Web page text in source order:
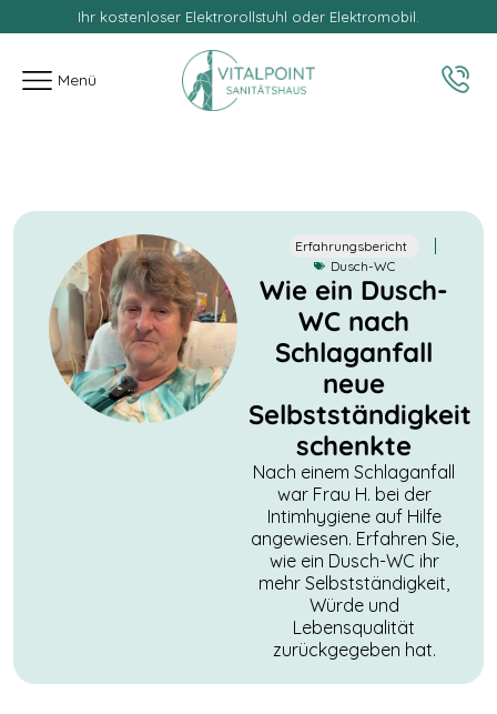
Ihr kostenloser Elektrorollstuhl oder Elektromobil.
Menü
Erfahrungsbericht
Dusch-WC
Wie ein Dusch-
WC nach
Schlaganfall
neue
Selbstständigkeit
schenkte
Nach einem Schlaganfall
war Frau H. bei der
Intimhygiene auf Hilfe
angewiesen. Erfahren Sie,
wie ein Dusch-WC ihr
mehr Selbstständigkeit,
Würde und
Lebensqualität
zurückgegeben hat.